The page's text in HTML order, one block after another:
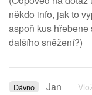
někdo info, jak to
aspoň kus
dalšího sněžení?)
Dávno Jan